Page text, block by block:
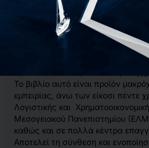
καλύπτει όλο το φάσμα των
κάθε είδους χρηματοοικονομικές
Θα πρέπει να σημειωθεί ότι η
απαιτεί προχωρημένες γνώσεις
την κατανόηση και εφαρμογή της
παραγώγισης και της
Το βιβλίο αυτό είναι προϊόν
εμπειρίας, άνω των είκοσι πέντε
Λογιστικής και
Μεσογειακού Πανεπιστημίου
καθώς και σε πολλά κέντρα
Αποτελεί τη σύνθεση και